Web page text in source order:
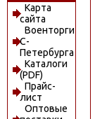
Карта
сайта
Военторги
С-
Петербурга
Каталоги
(PDF)
Прайс-
лист
Оптовые